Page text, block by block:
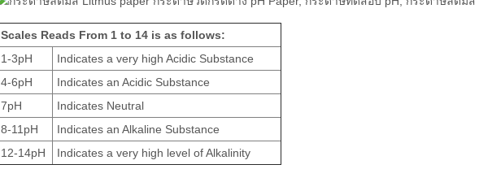
Scales Reads From 1 to 14 is as follows:
1-3pH
Indicates a very high Acidic Substance
4-6pH
Indicates an Acidic Substance
7pH
Indicates Neutral
8-11pH
Indicates an Alkaline Substance
12-14pH
Indicates a very high level of Alkalinity